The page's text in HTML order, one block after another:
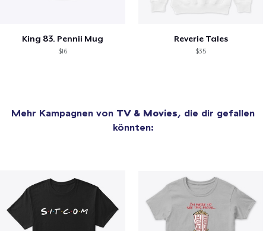
King 83. Pennii Mug
$16
Reverie Tales
$35
Mehr Kampagnen von TV & Movies, die dir gefallen
könnten: